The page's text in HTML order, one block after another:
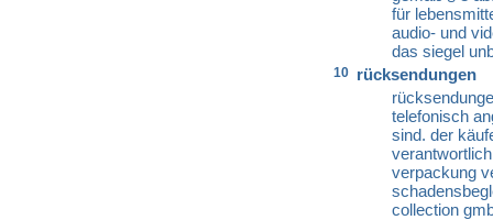
für
audio- und
das siegel
10 rücksendungen
telefonisch
sind. der
verpackung
collection